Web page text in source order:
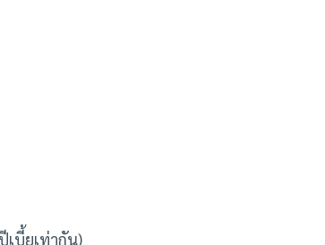
เบี้ยเท่ากัน)